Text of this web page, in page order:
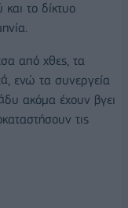
το δίκτυο
από χθες, τα
ενώ τα συνεργεία
ακόμα έχουν βγει
τις